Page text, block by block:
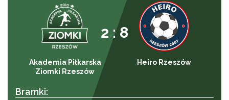
2 : 8
Akademia Piłkarska
Ziomki Rzeszów
Heiro Rzeszów
Bramki: